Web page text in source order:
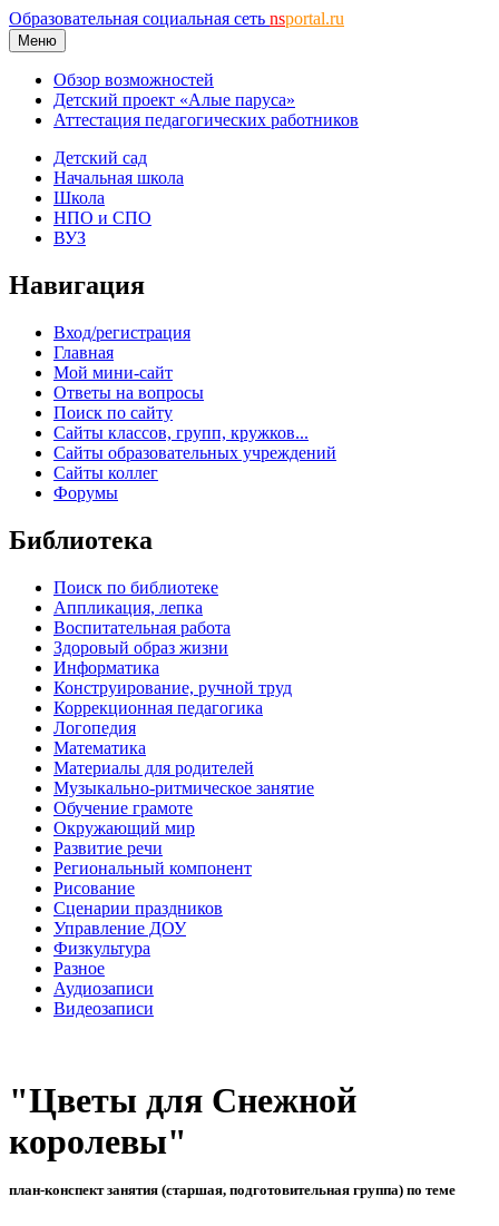
Образовательная социальная сеть nsportal.ru
Меню
Обзор возможностей
Детский проект «Алые паруса»
Аттестация педагогических работников
Детский сад
Начальная школа
Школа
НПО и СПО
ВУЗ
Навигация
Вход/регистрация
Главная
Мой мини-сайт
Ответы на вопросы
Поиск по сайту
Сайты классов, групп, кружков...
Сайты образовательных учреждений
Сайты коллег
Форумы
Библиотека
Поиск по библиотеке
Аппликация, лепка
Воспитательная работа
Здоровый образ жизни
Информатика
Конструирование, ручной труд
Коррекционная педагогика
Логопедия
Математика
Материалы для родителей
Музыкально-ритмическое занятие
Обучение грамоте
Окружающий мир
Развитие речи
Региональный компонент
Рисование
Сценарии праздников
Управление ДОУ
Физкультура
Разное
Аудиозаписи
Видеозаписи
"Цветы для Снежной
королевы"
план-конспект занятия (старшая, подготовительная группа) по теме